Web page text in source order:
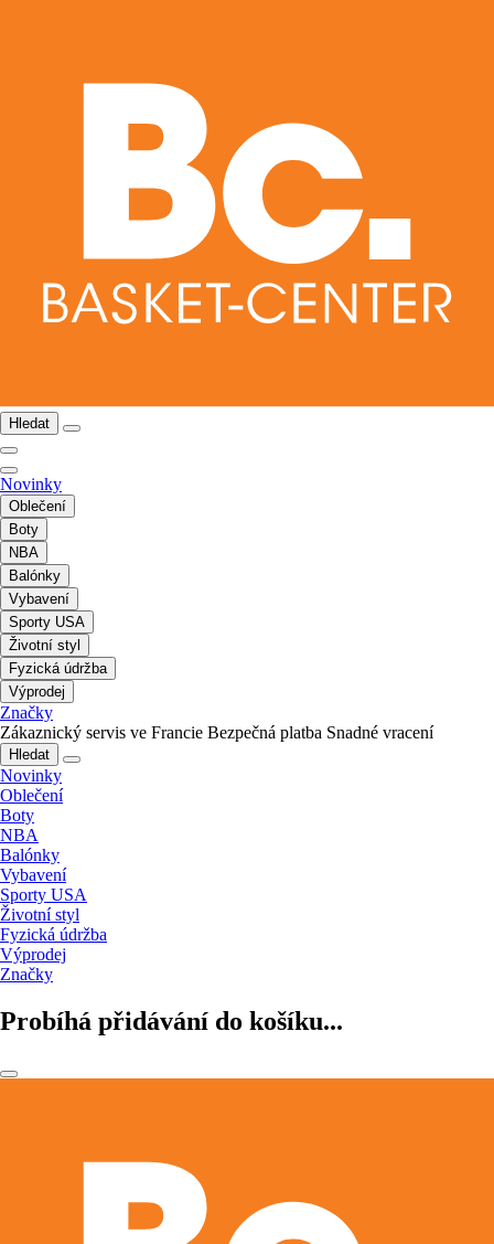
Hledat
Novinky
Oblečení
Boty
NBA
Balónky
Vybavení
Sporty USA
Životní styl
Fyzická údržba
Výprodej
Značky
Zákaznický servis ve Francie Bezpečná platba Snadné vracení
Hledat
Novinky
Oblečení
Boty
NBA
Balónky
Vybavení
Sporty USA
Životní styl
Fyzická údržba
Výprodej
Značky
Probíhá přidávání do košíku...